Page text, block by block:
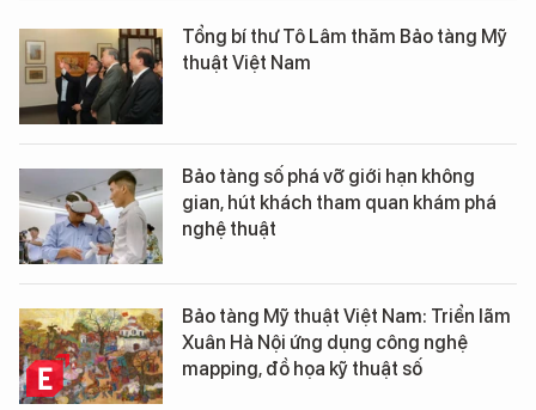
Tổng bí thư Tô Lâm thăm Bảo tàng Mỹ
thuật Việt Nam
Bảo tàng số phá vỡ giới hạn không
gian, hút khách tham quan khám phá
nghệ thuật
Bảo tàng Mỹ thuật Việt Nam: Triển lãm
Xuân Hà Nội ứng dụng công nghệ
mapping, đồ họa kỹ thuật số